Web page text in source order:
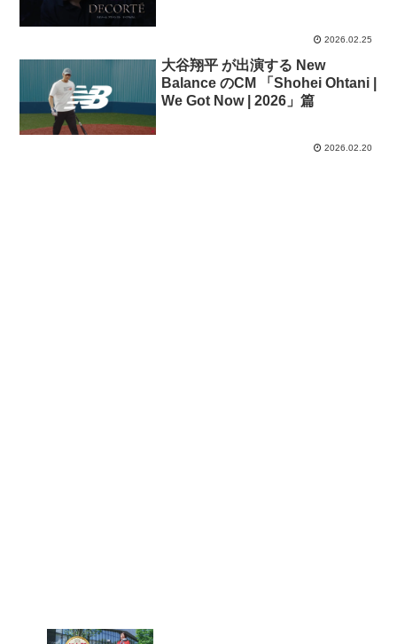
2026.02.25
大谷翔平 が出演する New
Balance のCM 「Shohei Ohtani |
We Got Now | 2026」篇
2026.02.20